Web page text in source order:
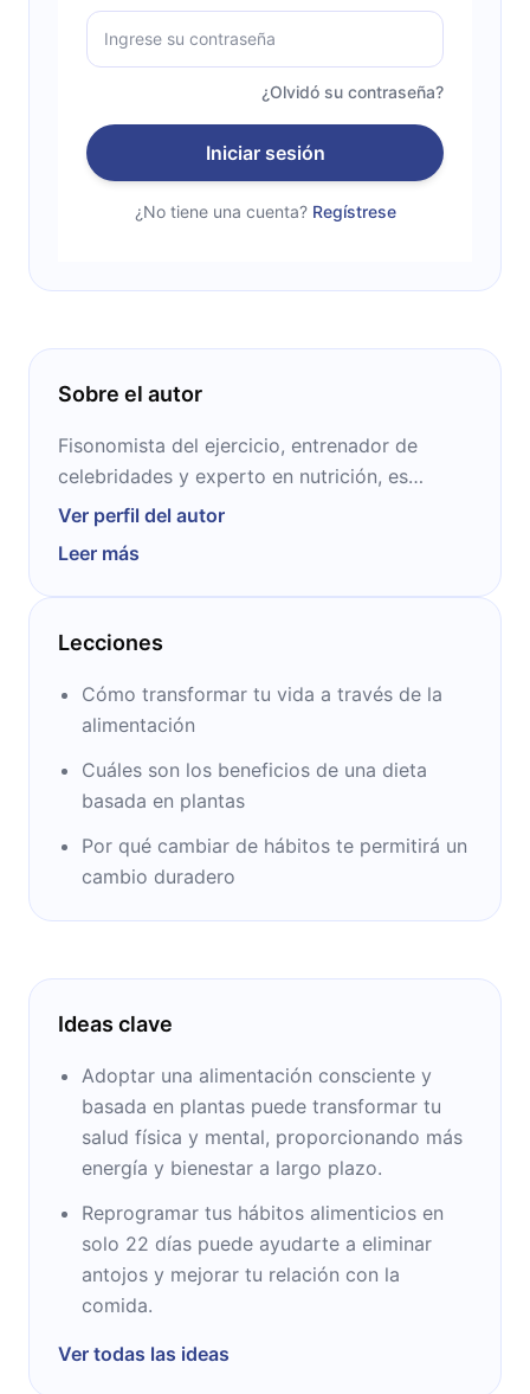
¿Olvidó su contraseña?
Iniciar sesión
¿No tiene una cuenta? Regístrese
Sobre el autor
Fisonomista del ejercicio, entrenador de
celebridades y experto en nutrición, es
reconocido por su enfoque innovador en la
revolución de los 22 días”, ha trabajado con
figuras como Beyoncé y Jay-Z. Su enfoque
combina la ciencia de la nutrición con la
demostrando que una dieta basada en
plantas puede ser la clave para una vida más
Ver perfil del autor
Leer más
Lecciones
Cómo transformar tu vida a través de la
alimentación
Cuáles son los beneficios de una dieta
basada en plantas
Por qué cambiar de hábitos te permitirá un
cambio duradero
Ideas clave
Adoptar una alimentación consciente y
basada en plantas puede transformar tu
salud física y mental, proporcionando más
energía y bienestar a largo plazo.
Reprogramar tus hábitos alimenticios en
solo 22 días puede ayudarte a eliminar
antojos y mejorar tu relación con la
comida.
Ver todas las ideas